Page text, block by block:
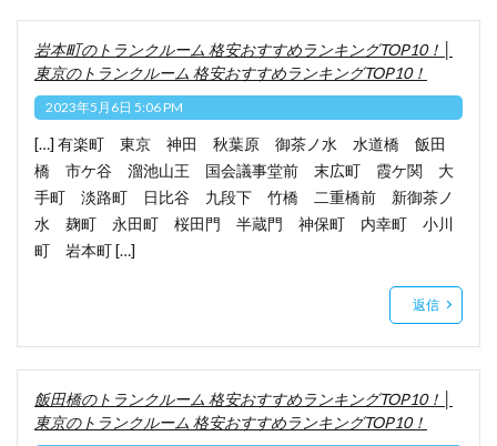
岩本町のトランクルーム 格安おすすめランキングTOP10！│
東京のトランクルーム 格安おすすめランキングTOP10！
2023年5月6日 5:06 PM
[…] 有楽町 東京 神田 秋葉原 御茶ノ水 水道橋 飯田
橋 市ケ谷 溜池山王 国会議事堂前 末広町 霞ケ関 大
手町 淡路町 日比谷 九段下 竹橋 二重橋前 新御茶ノ
水 麹町 永田町 桜田門 半蔵門 神保町 内幸町 小川
町 岩本町 […]
返信
飯田橋のトランクルーム 格安おすすめランキングTOP10！│
東京のトランクルーム 格安おすすめランキングTOP10！